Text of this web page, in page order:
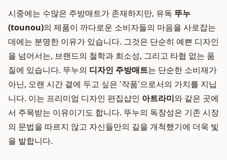
시중에는 수많은 주방매트가 존재하지만, 유독 뚜누
(tounou)의 제품이 까다로운 소비자들의 마음을 사로잡는
데에는 분명한 이유가 있습니다. 그것은 단순히 예쁜 디자인
을 넘어서는, 브랜드의 철학과 희소성, 그리고 타협 없는 품
질에 있습니다. 뚜누의 디자인 주방매트는 단순한 소비재가
아닌, 오랜 시간 곁에 두고 싶은 '작품'으로서의 가치를 지닙
니다. 이는 프리미엄 디자인 편집샵인 아트라미와 같은 곳에
서 주목받는 이유이기도 합니다. 뚜누의 독창성은 기존 시장
의 문법을 따르지 않고 자신들만의 길을 개척했기에 더욱 빛
을 발합니다.